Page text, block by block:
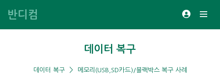
반디컴
데이터 복구
데이터 복구 메모리(USB,SD카드)/블랙박스 복구 사례